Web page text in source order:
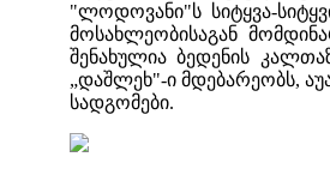
"ლოდოვანი"ს სიტყვა-
მოსახლეობისაგან
შენახულია ბედენის
„დაშლეხ"-ი მდებარეობს,
სადგომები.